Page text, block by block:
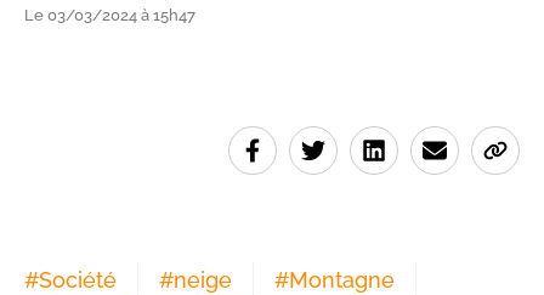
Le 03/03/2024 à 15h47
#Société #neige #Montagne